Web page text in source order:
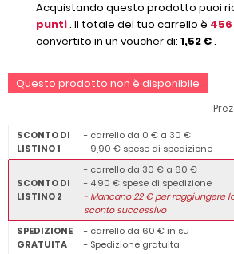
Acquistando questo prodotto puoi
punti. Il totale del tuo carrello è 456
convertito in un voucher di: 1,52 €.
Questo prodotto non è disponibile
SCONTO DI
LISTINO 1
- carrello da 0 € a 30 €
- 9,90 € spese di spedizione
SCONTO DI
LISTINO 2
- carrello da 30 € a 60 €
- 4,90 € spese di spedizione
-Mancano22€ per raggiungere
sconto successivo
SPEDIZIONE
GRATUITA
- carrello da 60 € in su
- Spedizione gratuita